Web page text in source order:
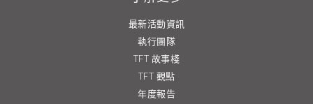
最新活動資訊
執行團隊
TFT 故事棧
TFT 觀點
年度報告